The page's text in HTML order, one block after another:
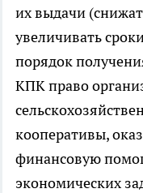
их выдачи
увеличивать
порядок
КПК право
кооперативы,
финансовую
экономических